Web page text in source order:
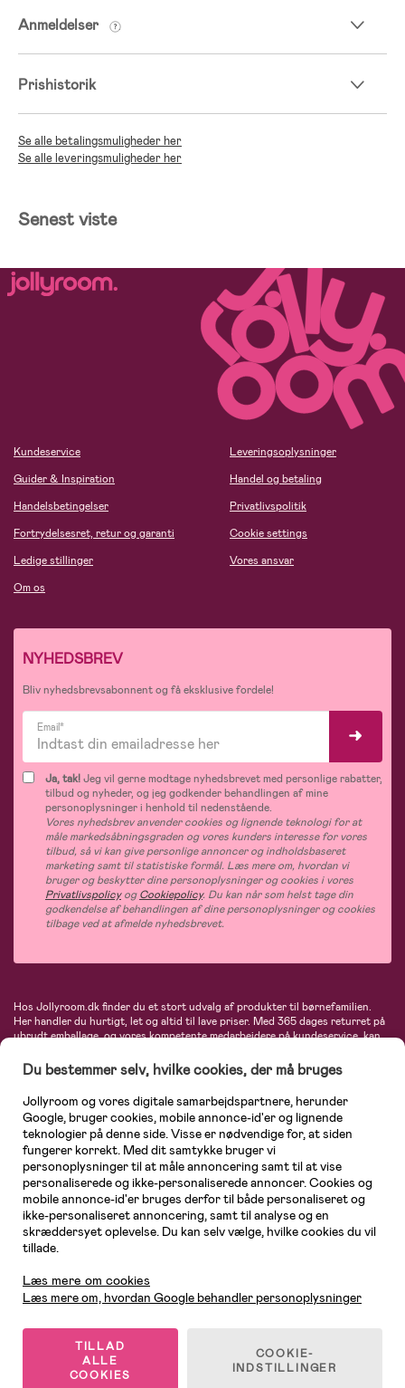
Anmeldelser
Prishistorik
Se alle betalingsmuligheder her
Se alle leveringsmuligheder her
Senest viste
Kundeservice
Guider & Inspiration
Handelsbetingelser
Fortrydelsesret, retur og garanti
Ledige stillinger
Om os
Leveringsoplysninger
Handel og betaling
Privatlivspolitik
Cookie settings
Vores ansvar
NYHEDSBREV
Bliv nyhedsbrevsabonnent og få eksklusive fordele!
Email*
Ja, tak!Jeg vil gerne modtage nyhedsbrevet med personlige rabatter,
tilbud og nyheder, og jeg godkender behandlingen af mine
personoplysninger i henhold til nedenstående.
Vores nyhedsbrev anvender cookies og lignende teknologi for at
måle markedsåbningsgraden og vores kunders interesse for vores
tilbud, så vi kan give personlige annoncer og indholdsbaseret
marketing samt til statistiske formål. Læs mere om, hvordan vi
bruger og beskytter dine personoplysninger og cookies i vores
PrivatlivspolicyogCookiepolicy. Du kan når som helst tage din
godkendelse af behandlingen af dine personoplysninger og cookies
tilbage ved at afmelde nyhedsbrevet.
Hos Jollyroom.dk finder du et stort udvalg af produkter til børnefamilien.
Her handler du hurtigt, let og altid til lave priser. Med 365 dages returret på
ubrudt emballage, og vores kompetente medarbejdere på kundeservice, kan
barnevogne, autostole, børne- og babytøj, produkter til gravide og ammende
mødre, indretning og inspiration, legetøj, babyudstyr og meget mere. Vi
tilbyder produkter fra velkendte varemærker som Britax, Maxi-Cosi, Baby
Jogger, BabyBjörn, Didriksons, KidKraft, Ergobaby, Phillips Avent, Neonate,
Cybex, LEGO og mange flere. Kort sagt - et kæmpe sortiment venter på dig!
© 2026 Jollyroom AB. Alle rettigheder forbeholdes.
Du bestemmer selv, hvilke cookies, der må bruges
Jollyroom og vores digitale samarbejdspartnere, herunder
Google, bruger cookies, mobile annonce-id'er og lignende
teknologier på denne side. Visse er nødvendige for, at siden
fungerer korrekt. Med dit samtykke bruger vi
personoplysninger til at måle annoncering samt til at vise
personaliserede og ikke-personaliserede annoncer. Cookies og
mobile annonce-id'er bruges derfor til både personaliseret og
ikke-personaliseret annoncering, samt til analyse og en
skræddersyet oplevelse. Du kan selv vælge, hvilke cookies du vil
tillade.
Læs mere om cookies
Læs mere om, hvordan Google behandler personoplysninger
TILLAD
ALLE
COOKIES
COOKIE-
INDSTILLINGER